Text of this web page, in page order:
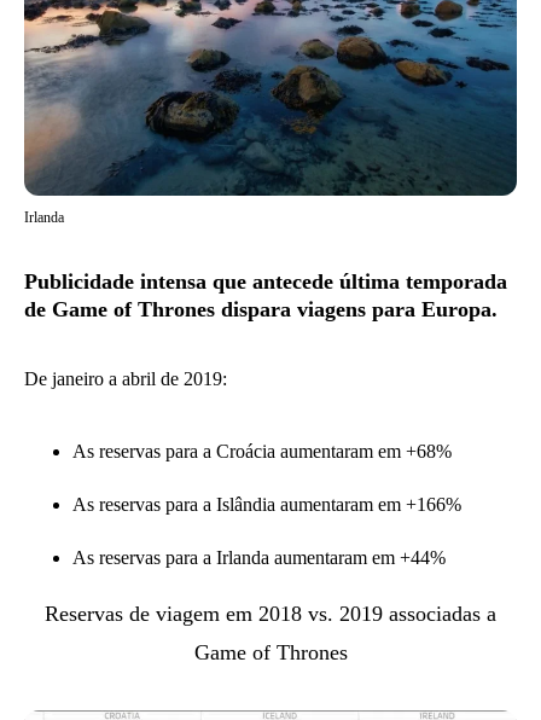
Irlanda
Publicidade intensa que antecede última temporada
de Game of Thrones dispara viagens para Europa.
De janeiro a abril de 2019:
As reservas para a Croácia aumentaram em +68%
As reservas para a Islândia aumentaram em +166%
As reservas para a Irlanda aumentaram em +44%
Reservas de viagem em 2018 vs. 2019 associadas a
Game of Thrones